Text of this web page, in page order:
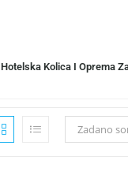
Hotelska Kolica I Oprema
Zadano